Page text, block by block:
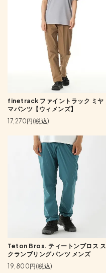
finetrack ファイントラック ミヤ
マパンツ【ウィメンズ】
17,270円(税込)
Teton Bros. ティートンブロス ス
クランブリングパンツ メンズ
19,800円(税込)